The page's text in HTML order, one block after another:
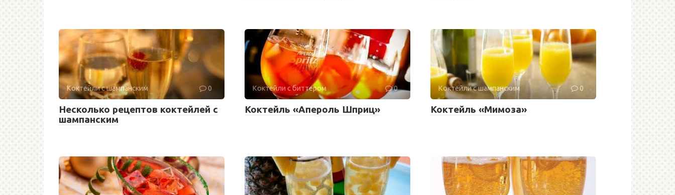
Коктейли с шампанским 0
Несколько рецептов коктейлей с
шампанским
Коктейли с биттером 0
Коктейль «Апероль Шприц»
Коктейли с шампанским 0
Коктейль «Мимоза»